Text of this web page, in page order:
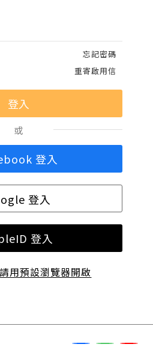
忘記密碼
重寄啟用信
或
登入
登入
登入
請用預設瀏覽器開啟